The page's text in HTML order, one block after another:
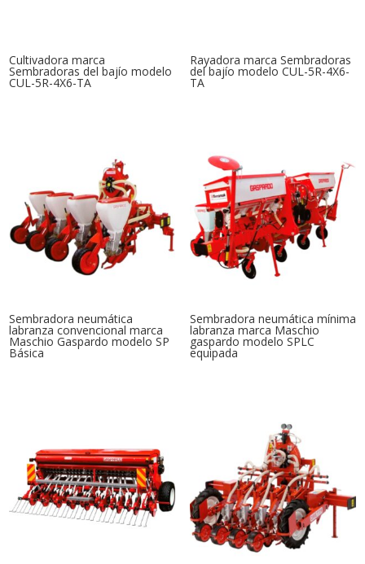
Cultivadora marca
Sembradoras del bajío modelo
CUL-5R-4X6-TA
Rayadora marca Sembradoras
del bajío modelo CUL-5R-4X6-
TA
Sembradora neumática
labranza convencional marca
Maschio Gaspardo modelo SP
Básica
Sembradora neumática mínima
labranza marca Maschio
gaspardo modelo SPLC
equipada